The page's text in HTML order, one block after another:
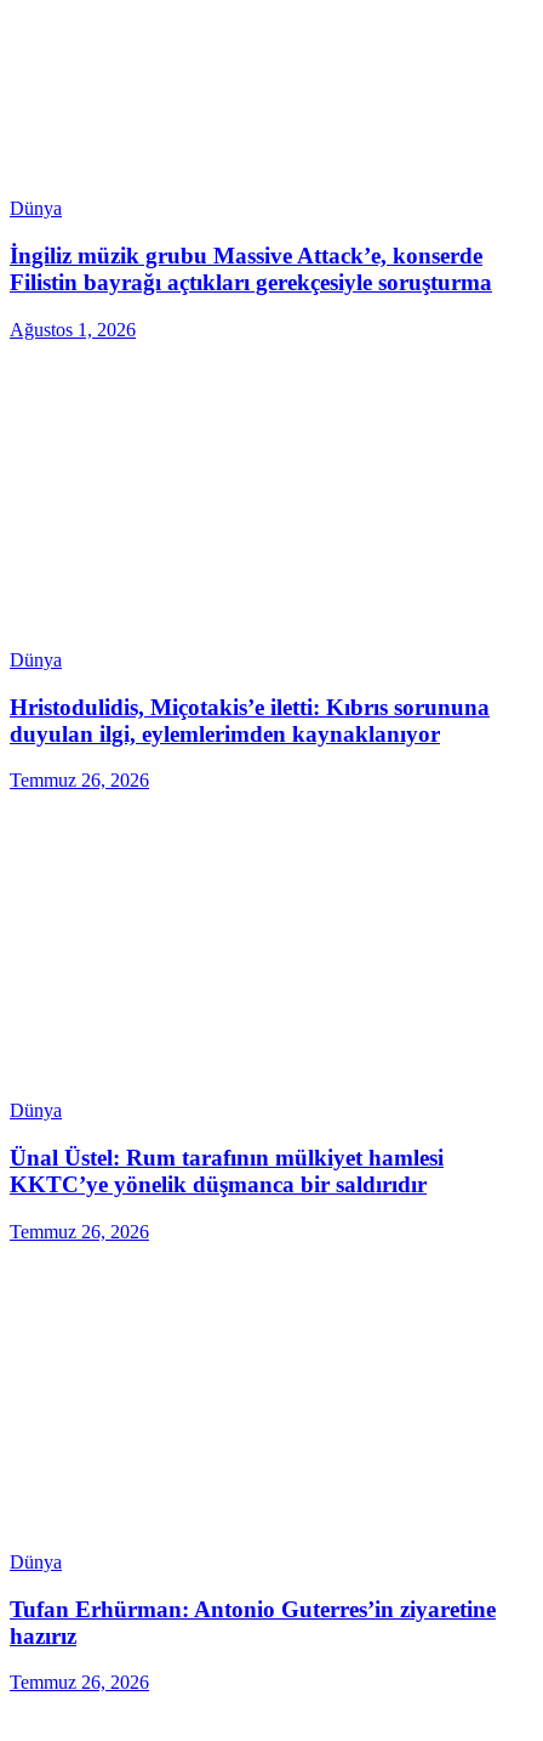
Dünya
İngiliz müzik grubu Massive Attack’e, konserde
Filistin bayrağı açtıkları gerekçesiyle soruşturma
Ağustos 1, 2026
Dünya
Hristodulidis, Miçotakis’e iletti: Kıbrıs sorununa
duyulan ilgi, eylemlerimden kaynaklanıyor
Temmuz 26, 2026
Dünya
Ünal Üstel: Rum tarafının mülkiyet hamlesi
KKTC’ye yönelik düşmanca bir saldırıdır
Temmuz 26, 2026
Dünya
Tufan Erhürman: Antonio Guterres’in ziyaretine
hazırız
Temmuz 26, 2026